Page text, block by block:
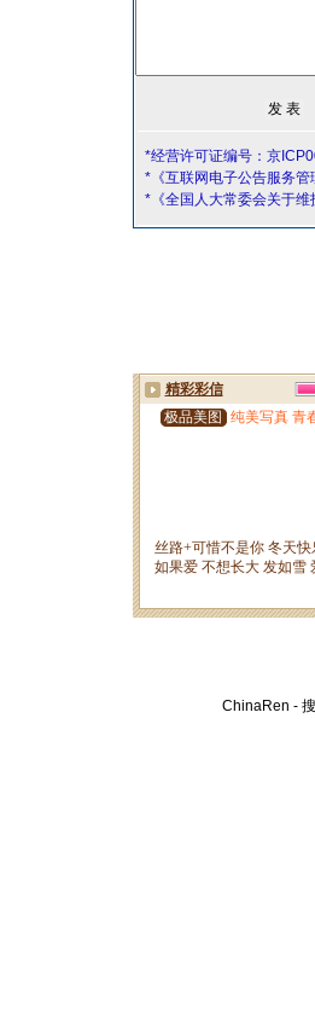
*经营许可证编号：京
*《互联网电子公告服务管
*《全国人大常委会关于维
ChinaRen -